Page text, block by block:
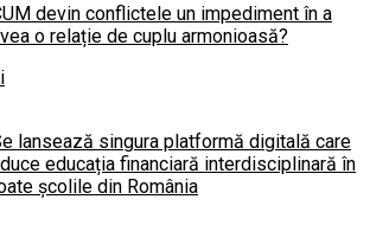
devin conflictele un impediment în a
o relație de cuplu armonioasă?
lansează singura platformă digitală care
educația financiară interdisciplinară în
școlile din România